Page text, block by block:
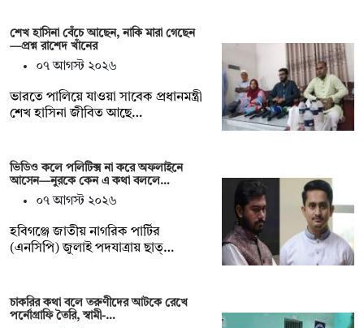
শেখ হাসিনা বেঁচে আছেন, নাকি মারা গেছেন
—প্রশ্ন রাশেদ খাঁনের
০৭ আগস্ট ২০২৬
ভারতে পালিয়ে যাওয়া সাবেক প্রধানমন্ত্রী
শেখ হাসিনা জীবিত আছে…
ভিডিও কলে পলিটিক্স না করে অফলাইনে
আসেন—নুরকে কেন এ কথা বললে…
০৭ আগস্ট ২০২৬
হবিগঞ্জে জাতীয় নাগরিক পার্টির
(এনসিপি) জুলাই পদযাত্রায় ছাত্…
চাকরির কথা বলে তরুণীদের আটকে রেখে
পর্নোগ্রাফি তৈরি, স্বামী-…